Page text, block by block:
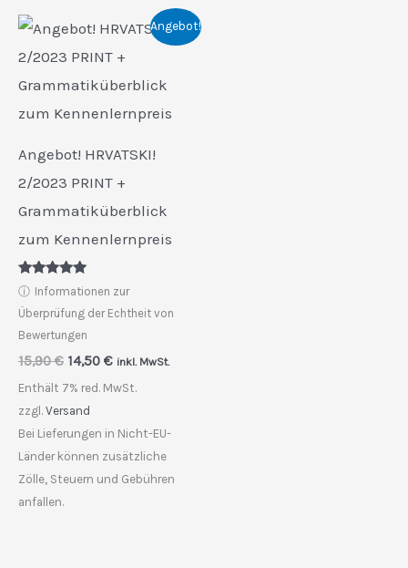
Angebot!
Angebot! HRVATSKI!
2/2023 PRINT +
Grammatiküberblick
zum Kennenlernpreis
Bewertet
mit
5.00
ⓘ Informationen zur
Überprüfung der Echtheit von
Bewertungen
15,90€ Ursprünglicher
war:
15,90 €
14,50 €Aktueller
ist:
inkl. MwSt.
Enthält 7% red. MwSt.
zzgl. Versand
Bei Lieferungen in Nicht-EU-
Länder können zusätzliche
Zölle, Steuern und Gebühren
anfallen.